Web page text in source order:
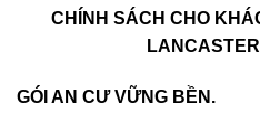
CHÍNH SÁCH CHO
GÓI AN CƯ VỮNG BỀN.